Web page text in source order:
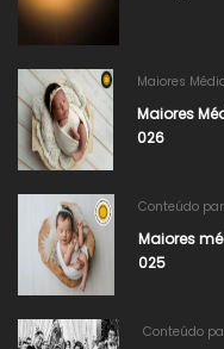
Maiores
Maiores
026​
Conteúdo
Maiores
025
Conteúdo